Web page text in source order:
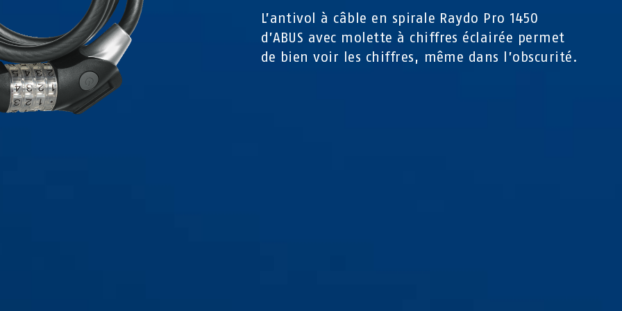
L’antivol à câble en spirale Raydo Pro 1450
d’ABUS avec molette à chiffres éclairée permet
de bien voir les chiffres, même dans l’obscurité.